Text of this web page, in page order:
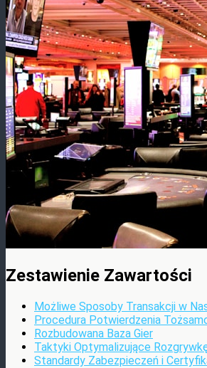
Zestawienie Zawartości
Możliwe Sposoby Transakcji w
Procedura Potwierdzenia
Rozbudowana Baza Gier
Taktyki Optymalizujące
Standardy Zabezpieczeń i